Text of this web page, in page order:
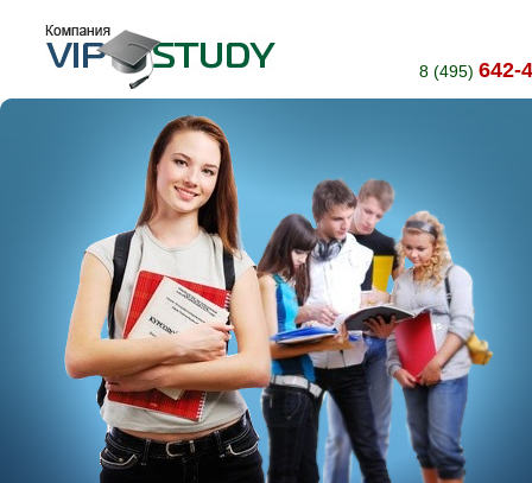
8 (495) 642-